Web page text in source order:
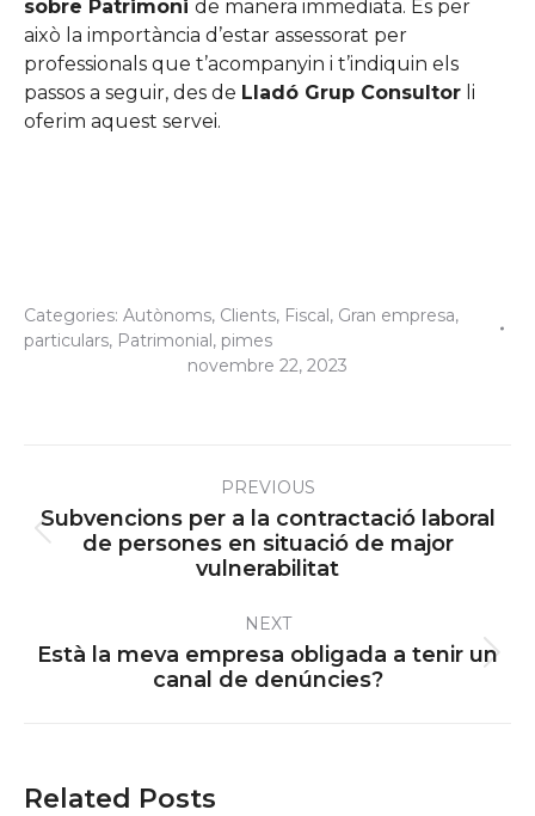
sobre Patrimoni de manera immediata. És per
això la importància d’estar assessorat per
professionals que t’acompanyin i t’indiquin els
passos a seguir, des de Lladó Grup Consultor li
oferim aquest servei.
Categories: Autònoms, Clients, Fiscal, Gran empresa,
particulars, Patrimonial, pimes
novembre 22, 2023
navigationPREVIOUS
Previous
post:
Subvencions per a la contractació laboral
de persones en situació de major
vulnerabilitat
NEXT
Next
post:
Està la meva empresa obligada a tenir un
canal de denúncies?
Related Posts